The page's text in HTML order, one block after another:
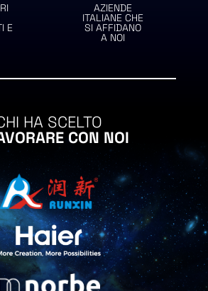
E
AZIENDE
ITALIANE CHE
SI AFFIDANO
A NOI
HA SCELTO
CON NOI